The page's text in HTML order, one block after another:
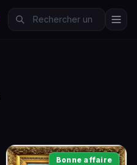
Bonne affaire